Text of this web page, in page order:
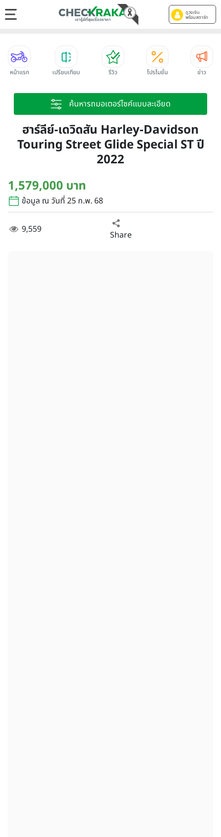
ดูวงเงิน
พร้อมสตาร์ท
หน้าแรก เปรียบเทียบ รีวิว โปรโมชั่น ข่าว
ค้นหารถมอเตอร์ไซค์แบบละเอียด
ฮาร์ลีย์-เดวิดสัน Harley-Davidson
Touring Street Glide Special ST ปี
2022
1,579,000 บาท
ข้อมูล ณ วันที่ 25 ก.พ. 68
9,559 Share